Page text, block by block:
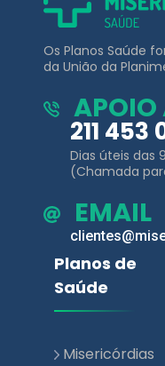
Os Planos Saúde
da União da
APOIO
211 453
Dias úteis das
(Chamada
EMAIL
Planos de
Saúde
Misericórdias